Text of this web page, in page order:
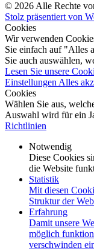
© 2026 Alle Rechte
Stolz präsentiert von
Cookies
Wir verwenden
Sie einfach auf "Alles
Sie auch auswählen,
Lesen Sie unsere
Einstellungen Alles
Cookies
Wählen Sie aus,
Auswahl wird für ein
Richtlinien
Notwendig
Diese Cookies
die Website
Statistik
Mit diesen
Struktur der
Erfahrung
Damit unsere
möglich
verschwinden